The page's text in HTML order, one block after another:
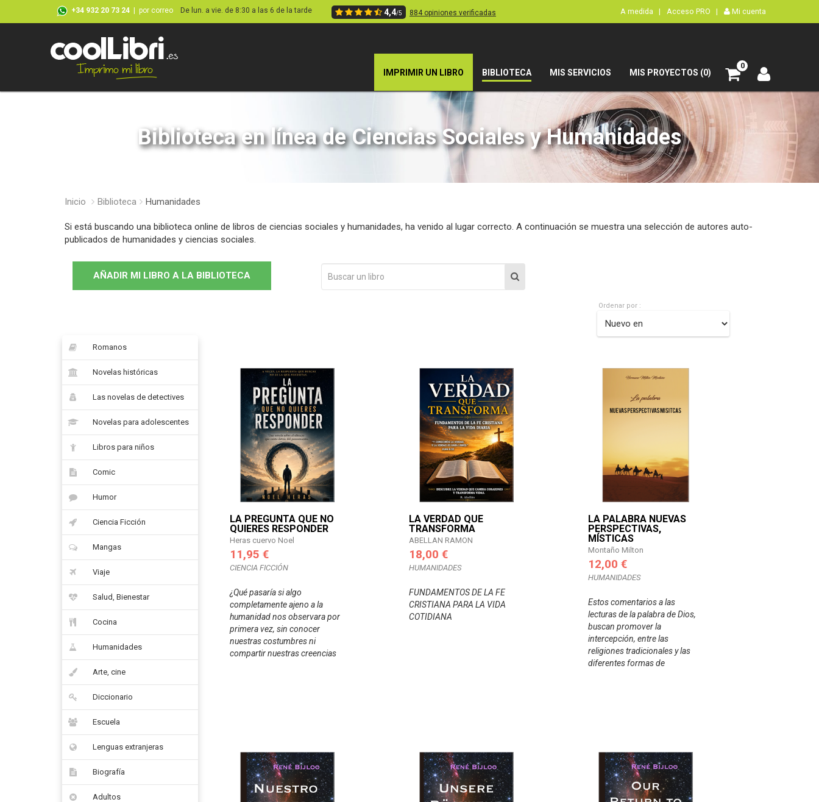
+34 932 20 73 24 por correo De lun. a vie. de 8:30 a las 6 de la tarde 4,4/5 884 opiniones verificadas A medida | Acceso PRO | Mi cuenta
IMPRIMIR UN LIBRO BIBLIOTECA MIS SERVICIOS MIS PROYECTOS (0)
0
Biblioteca en línea de Ciencias Sociales y Humanidades
Inicio Biblioteca Humanidades
Si está buscando una biblioteca online de libros de ciencias sociales y humanidades, ha venido al lugar correcto. A continuación se muestra una selección de autores auto-
publicados de humanidades y ciencias sociales.
AÑADIR MI LIBRO A LA BIBLIOTECA
Romanos
Novelas históricas
Las novelas de detectives
Novelas para adolescentes
Libros para niños
Comic
Humor
Ciencia Ficción
Mangas
Viaje
Salud, Bienestar
Cocina
Humanidades
Arte, cine
Diccionario
Escuela
Lenguas extranjeras
Biografía
Adultos
Ordenar por :
LA PREGUNTA QUE NO
QUIERES RESPONDER
Heras cuervo Noel
11,95 €
CIENCIA FICCIÓN
¿Qué pasaría si algo
completamente ajeno a la
humanidad nos observara por
primera vez, sin conocer
nuestras costumbres ni
compartir nuestras creencias
LA VERDAD QUE
TRANSFORMA
ABELLAN RAMON
18,00 €
HUMANIDADES
FUNDAMENTOS DE LA FE
CRISTIANA PARA LA VIDA
COTIDIANA
LA PALABRA NUEVAS
PERSPECTIVAS,
MÍSTICAS
Montaño Milton
12,00 €
HUMANIDADES
Estos comentarios a las
lecturas de la palabra de Dios,
buscan promover la
intercepción, entre las
religiones tradicionales y las
diferentes formas de